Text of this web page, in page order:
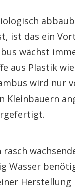
ist das ein
wächst
aus Plastik
wird nur
Kleinbauern
rasch
Wasser
Herstellung